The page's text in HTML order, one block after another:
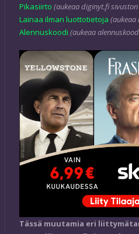
Pikasiirto (aukeaa diginyt.fi
Lainaa ilman luottotietoja (aukeaa
Alennuskoodi (aukeaa
Tässä muutamia eri